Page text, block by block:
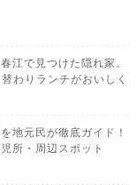
江で見つけた隠れ家。
わりランチがおいしく
地元民が徹底ガイド！
所・周辺スポット